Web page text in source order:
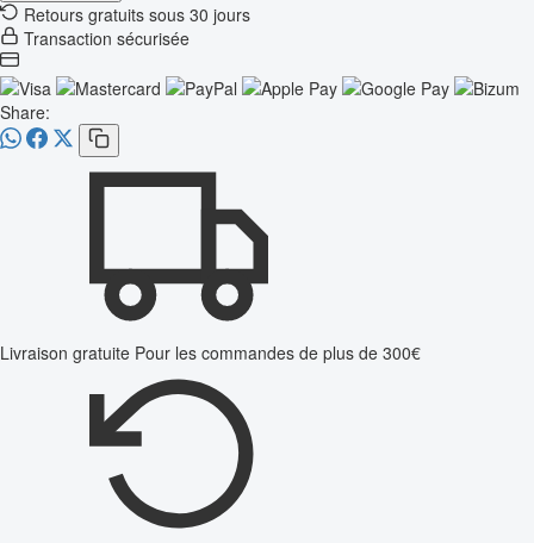
Retours gratuits sous 30 jours
Transaction sécurisée
Share:
Livraison gratuite Pour les commandes de plus de 300€